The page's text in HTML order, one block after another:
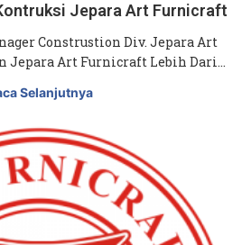
Jepara Art Furnicraft
Construstion Div. Jepara Art
Jepara Art Furnicraft Lebih Dari…
Selanjutnya